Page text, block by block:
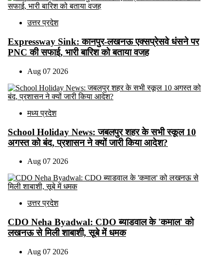
उत्तर प्रदेश
Expressway Sink: कानपुर-लखनऊ एक्सप्रेसवे धंसने पर
PNC की सफाई, भारी बारिश को बताया वजह
Aug 07 2026
मध्य प्रदेश
School Holiday News: जबलपुर शहर के सभी स्कूल 10
अगस्त को बंद, प्रशासन ने क्यों जारी किया आदेश?
Aug 07 2026
उत्तर प्रदेश
CDO Neha Byadwal: CDO ब्याडवाल के 'कमाल' को
लखनऊ से मिली शाबाशी, सूबे में धमक
Aug 07 2026